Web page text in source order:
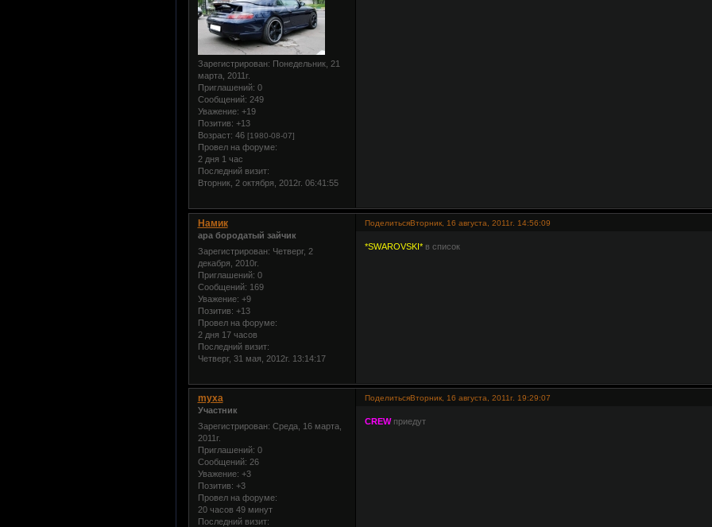
Зарегистрирован: Понедельник, 21
марта, 2011г.
Приглашений: 0
Сообщений: 249
Уважение: +19
Позитив: +13
Возраст: 46 [1980-08-07]
Провел на форуме:
2 дня 1 час
Последний визит:
Вторник, 2 октября, 2012г. 06:41:55
ПоделитьсяВторник, 16 августа, 2011г. 14:56:09
Намик
ара бородатый зайчик
Зарегистрирован: Четверг, 2
декабря, 2010г.
Приглашений: 0
Сообщений: 169
Уважение: +9
Позитив: +13
Провел на форуме:
2 дня 17 часов
Последний визит:
Четверг, 31 мая, 2012г. 13:14:17
*SWAROVSKI*в список
ПоделитьсяВторник, 16 августа, 2011г. 19:29:07
myxa
Участник
Зарегистрирован: Среда, 16 марта,
2011г.
Приглашений: 0
Сообщений: 26
Уважение: +3
Позитив: +3
Провел на форуме:
20 часов 49 минут
Последний визит:
CREW приедут